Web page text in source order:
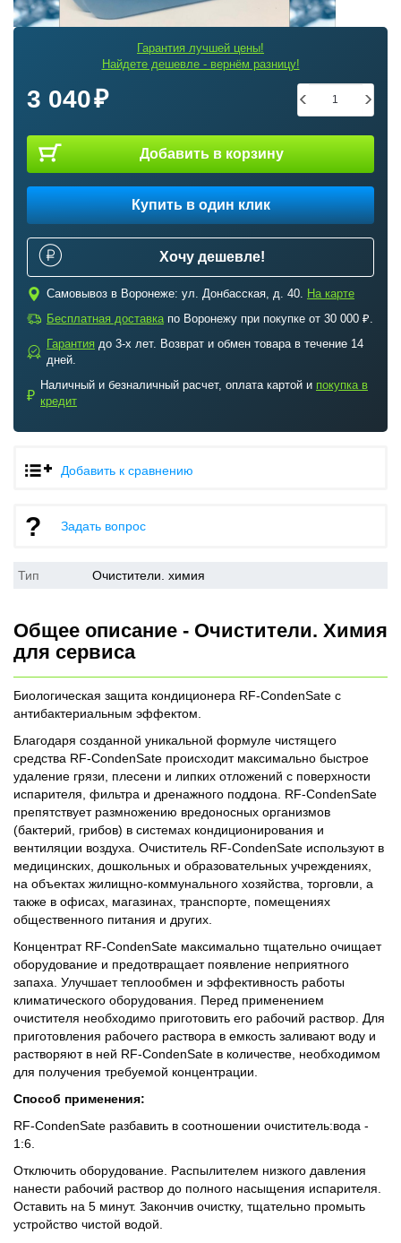
Гарантия лучшей цены!
Найдете дешевле - вернём разницу!
3 040
Добавить в корзину
Купить в один клик
Хочу дешевле!
c Самовывоз в Воронеже: ул. Донбасская, д. 40. На карте
a Бесплатная доставкапо Воронежу при покупке от 30 000 ₽.
b
Гарантия до 3-х лет. Возврат и обмен товара в течение 14
дней.
₽
Наличный и безналичный расчет, оплата картой и покупка в
кредит
Добавить к сравнению
Задать вопрос
Тип Очистители. химия
Общее описание - Очистители. Химия
для сервиса
Биологическая защита кондиционера RF-CondenSate с
антибактериальным эффектом.
Благодаря созданной уникальной формуле чистящего
средства RF-CondenSate происходит максимально быстрое
удаление грязи, плесени и липких отложений с поверхности
испарителя, фильтра и дренажного поддона. RF-CondenSate
препятствует размножению вредоносных организмов
(бактерий, грибов) в системах кондиционирования и
вентиляции воздуха. Очиститель RF-CondenSate используют в
медицинских, дошкольных и образовательных учреждениях,
на объектах жилищно-коммунального хозяйства, торговли, а
также в офисах, магазинах, транспорте, помещениях
общественного питания и других.
Концентрат RF-CondenSate максимально тщательно очищает
оборудование и предотвращает появление неприятного
запаха. Улучшает теплообмен и эффективность работы
климатического оборудования. Перед применением
очистителя необходимо приготовить его рабочий раствор. Для
приготовления рабочего раствора в емкость заливают воду и
растворяют в ней RF-CondenSate в количестве, необходимом
для получения требуемой концентрации.
Способ применения:
RF-CondenSate разбавить в соотношении очиститель:вода -
1:6.
Отключить оборудование. Распылителем низкого давления
нанести рабочий раствор до полного насыщения испарителя.
Оставить на 5 минут. Закончив очистку, тщательно промыть
устройство чистой водой.